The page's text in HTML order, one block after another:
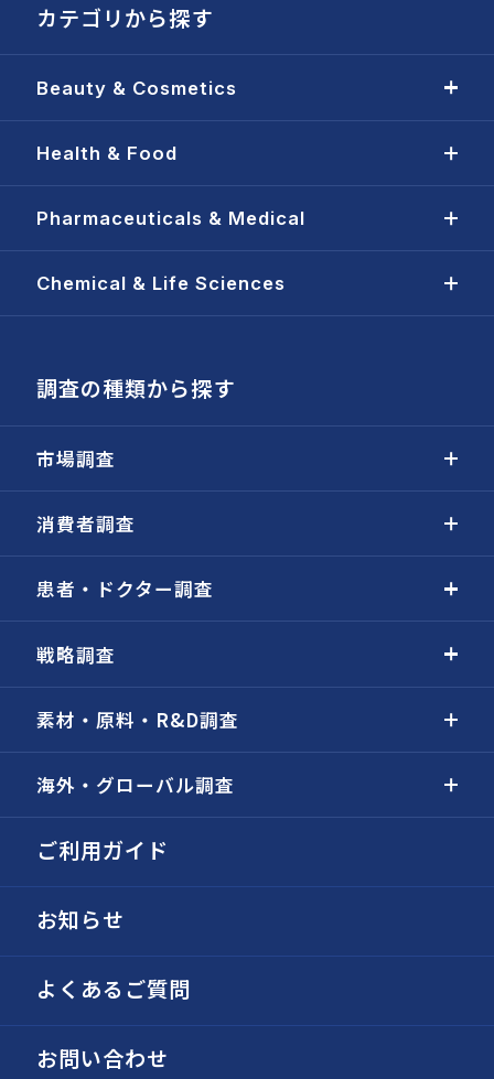
カテゴリから探す
Beauty & Cosmetics
Health & Food
Pharmaceuticals & Medical
Chemical & Life Sciences
調査の種類から探す
市場調査
消費者調査
患者・ドクター調査
戦略調査
素材・原料・R&D調査
海外・グローバル調査
ご利用ガイド
お知らせ
よくあるご質問
お問い合わせ